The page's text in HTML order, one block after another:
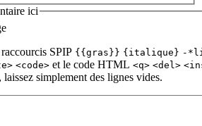
ici
SPIP {{gras}} {italique} -
<code> et le code HTML <q> <del>
laissez simplement des lignes vides.